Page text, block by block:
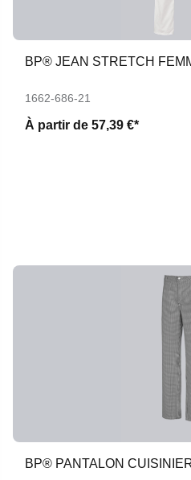
BP® JEAN STRETCH
1662-686-21
À partir de 57,39 €*
BP® PANTALON